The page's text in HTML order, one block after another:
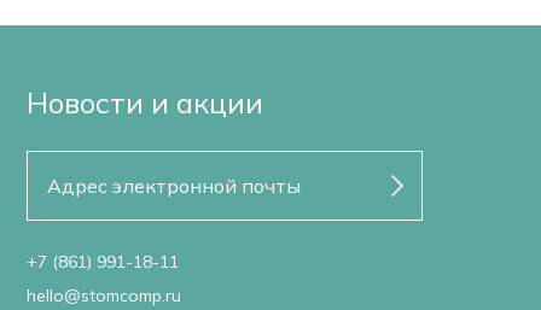
Новости и акции
+7 (861) 991-18-11
hello@stomcomp.ru